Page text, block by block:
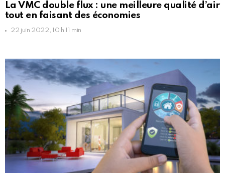
La VMC double flux : une meilleure qualité d’air
tout en faisant des économies
22 juin 2022, 10 h 11 min